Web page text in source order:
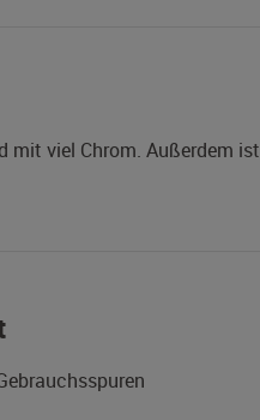
viel Chrom. Außerdem